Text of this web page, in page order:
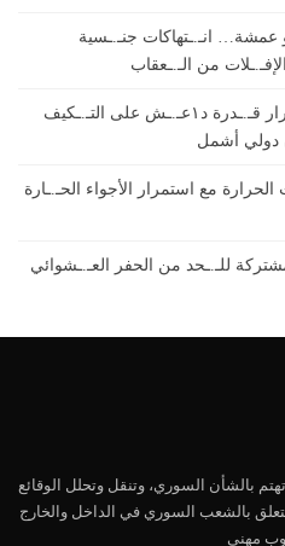
عمشة… انـ.ـتهاكات جنـ.ـسية
من الـ.ـعقاب
الأمم المتحدة تحـ.ـذر من استمرار قـ.ـدرة د١عـ.ـش على التـ.ـكيف
دولي أشمل
مع استمرار الأجواء الحـ.ـارة
مشتركة للـ.ـحد من الحفر العـ.ـشوائي
بالشأن السوري، وتنقل وتحلل الوقائع
بالشعب السوري في الداخل والخارج
مهني